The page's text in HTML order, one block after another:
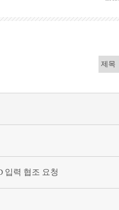
입력 협조 요청